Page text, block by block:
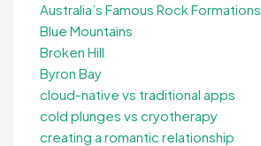
Australia’s Famous Rock Formations
Blue Mountains
Broken Hill
Byron Bay
cloud-native vs traditional apps
cold plunges vs cryotherapy
creating a romantic relationship